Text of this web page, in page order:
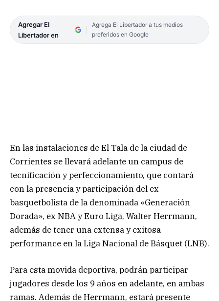
Agregar El
Libertador en
Agrega El Libertador a tus medios
preferidos en Google
En las instalaciones de El Tala de la ciudad de
Corrientes se llevará adelante un campus de
tecnificación y perfeccionamiento, que contará
con la presencia y participación del ex
basquetbolista de la denominada «Generación
Dorada», ex NBA y Euro Liga, Walter Herrmann,
además de tener una extensa y exitosa
performance en la Liga Nacional de Básquet (LNB).
Para esta movida deportiva, podrán participar
jugadores desde los 9 años en adelante, en ambas
ramas. Además de Herrmann, estará presente